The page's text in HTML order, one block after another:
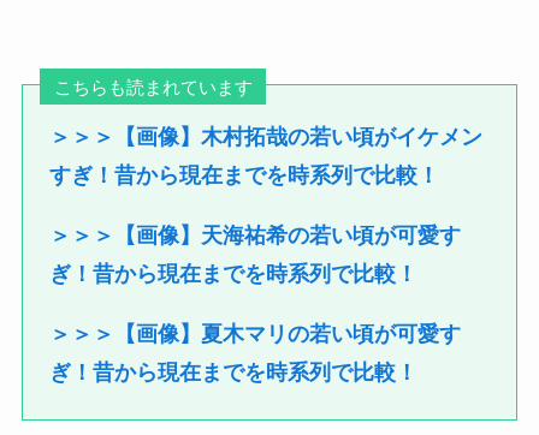
こちらも読まれています
＞＞＞【画像】木村拓哉の若い頃がイケメン
すぎ！昔から現在までを時系列で比較！
＞＞＞【画像】天海祐希の若い頃が可愛す
ぎ！昔から現在までを時系列で比較！
＞＞＞【画像】夏木マリの若い頃が可愛す
ぎ！昔から現在までを時系列で比較！